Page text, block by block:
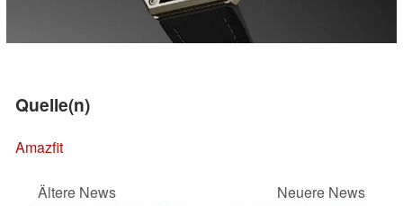
Quelle(n)
Amazfit
Ältere News
Neuere News